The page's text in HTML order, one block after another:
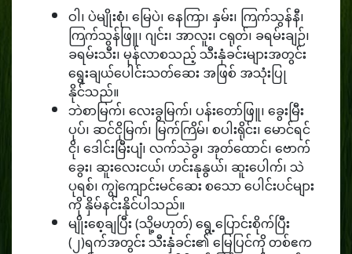
ဝါ၊ ပဲမျိုးစုံ၊ မြေပဲ၊ နေကြာ၊ နှမ်း၊ ကြက်သွန်နီ၊
ကြက်သွန်ဖြူ၊ ဂျင်း၊ အာလူး၊ ငရုတ်၊ ခရမ်းချဉ်၊
ခရမ်းသီး၊ မုန်လာစသည့် သီးနှံခင်းများအတွင်း
ရွေးချယ်ပေါင်းသတ်ဆေး အဖြစ် အသုံးပြု
နိုင်သည်။
ဘဲစာမြက်၊ လေးခွမြက်၊ ပန်းတော်ဖြူ၊ ခွေးမြီး
ပုပ်၊ ဆင်ငိုမြက်၊ မြက်ကြိမ်၊ စပါးရိုင်း၊ မောင်ရင်
ငို၊ ဒေါင်းမြီးပျံ၊ လက်သဲခွ၊ အုတ်ထောင်၊ ဗောက်
ခွေး၊ ဆူးလေးငယ်၊ ဟင်းနုနွယ်၊ ဆူးပေါက်၊ သဲ
ပုရစ်၊ ကျွဲကျောင်းမင်ဆေး စသော ပေါင်းပင်များ
ကို နှိမ်နင်းနိုင်ပါသည်။
မျိုးစေ့ချပြီး (သို့မဟုတ်) ရွေ့ပြောင်းစိုက်ပြီး
(၂)ရက်အတွင်း သီးနှံခင်း၏ မြေပြင်ကို တစ်ဧက